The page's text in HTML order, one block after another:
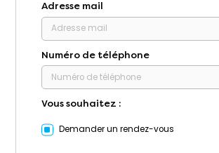
Adresse mail
Numéro de téléphone
Vous souhaitez :
Demander un rendez-vous